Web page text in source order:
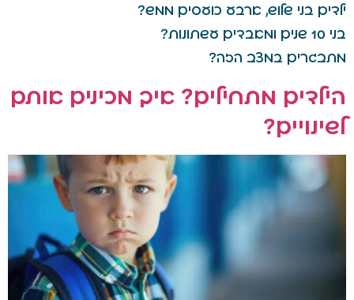
ילדים בני שלוש, ארבע כועסים ממש?
בני 10 שנים ומאבדים עשתונות?
מתבגרים במצב הזה?
הילדים מתחילים? איך מכינים אותם
לשינויים?